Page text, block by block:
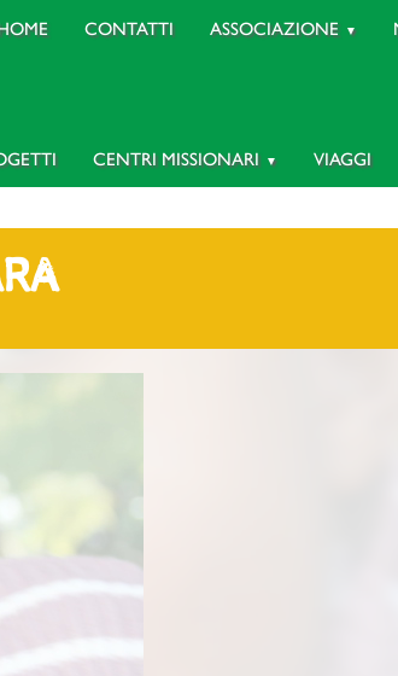
CONTATTI ASSOCIAZIONE
CENTRI MISSIONARI VIAGGI